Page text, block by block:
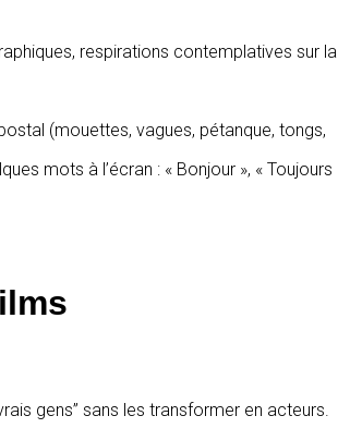
respirations contemplatives sur la
(mouettes, vagues, pétanque, tongs,
mots à l’écran : « Bonjour », « Toujours
gens” sans les transformer en acteurs.